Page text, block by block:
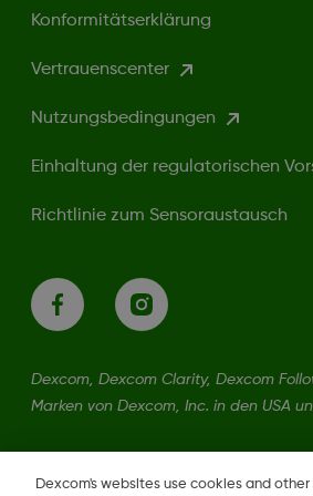
Konformitätserklärung
Vertrauenscenter
Nutzungsbedingungen
Einhaltung der regulatorischen
Richtlinie zum Sensoraustausch
Dexcom, Dexcom Clarity, Dexcom
Marken von Dexcom, Inc. in den USA
LBL-1000393 REV001
Dexcom's websites use cookies and